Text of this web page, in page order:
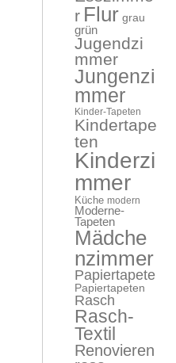
r Flur grau
grün
Jugendzi
mmer
Jungenzi
mmer
Kinder-Tapeten
Kindertape
ten
Kinderzi
mmer
Küche modern
Moderne-
Tapeten
Mädche
nzimmer
Papiertapete
Papiertapeten
Rasch
Rasch-
Textil
Renovieren